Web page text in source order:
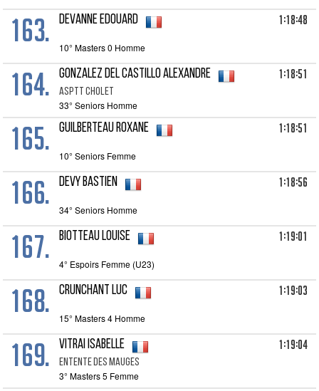
163. DEVANNE Edouard 1:18:48
10° Masters 0 Homme
164. GONZALEZ DEL CASTILLO Alexandre
ASPTT CHOLET
1:18:51
33° Seniors Homme
165. GUILBERTEAU Roxane 1:18:51
10° Seniors Femme
166. DEVY Bastien 1:18:56
34° Seniors Homme
167. BIOTTEAU Louise 1:19:01
4° Espoirs Femme (U23)
168. CRUNCHANT Luc 1:19:03
15° Masters 4 Homme
169. VITRAI Isabelle
ENTENTE DES MAUGES
1:19:04
3° Masters 5 Femme